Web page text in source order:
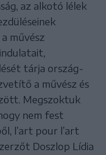
az alkotó lélek
művész
tárja ország-
a művész és
Megszoktuk
nem fest
l’art pour l’art
Doszlop Lídia